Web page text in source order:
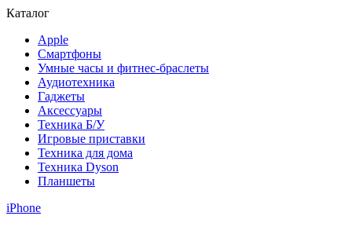
Каталог
Apple
Смартфоны
Умные часы и фитнес-браслеты
Аудиотехника
Гаджеты
Аксессуары
Техника Б/У
Игровые приставки
Техника для дома
Техника Dyson
Планшеты
iPhone